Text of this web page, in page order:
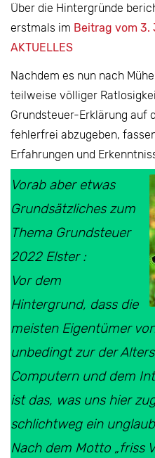
Über die Hintergründe
erstmals im Beitrag vom 3.
AKTUELLES
Nachdem es nun nach
teilweise völliger
Grundsteuer-Erklärung auf
fehlerfrei abzugeben,
Erfahrungen und
Vorab aber etwas
Grundsätzliches zum
Thema Grundsteuer
2022 Elster :
Vor dem
Hintergrund, dass die
meisten Eigentümer
unbedingt zur der
Computern und dem
ist das, was uns hier
schlichtweg ein
Nach dem Motto „friss